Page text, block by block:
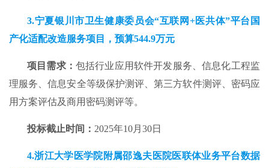
3.宁夏银川市卫生健康委员会“互联网+医共体”平台国
产化适配改造服务项目
，预算544.9万元
项目需求： 包括行业应用软件开发服务、信息化工程监
理服务、信息安全等级保护测评、第三方软件测评、密码应
用方案评估及商用密码测评等。
投标截止时间： 2025年10月30日
4.浙江大学医学院附属邵逸夫医院医联体业务平台数据